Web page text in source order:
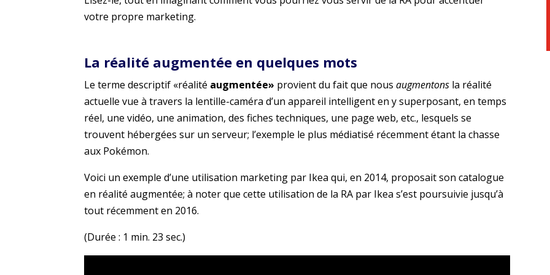
votre propre marketing.
La réalité augmentée en quelques mots
Le terme descriptif «réalité augmentée» provient du fait que nous augmentons la réalité
actuelle vue à travers la lentille-caméra d’un appareil intelligent en y superposant, en temps
réel, une vidéo, une animation, des fiches techniques, une page web, etc., lesquels se
trouvent hébergées sur un serveur; l’exemple le plus médiatisé récemment étant la chasse
aux Pokémon.
Voici un exemple d’une utilisation marketing par Ikea qui, en 2014, proposait son catalogue
en réalité augmentée; à noter que cette utilisation de la RA par Ikea s’est poursuivie jusqu’à
tout récemment en 2016.
(Durée : 1 min. 23 sec.)